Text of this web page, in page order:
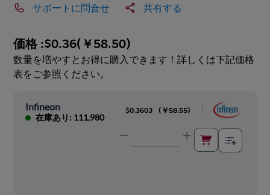
サポートに問合せ 共有する
価格 :$0.36(￥58.50)
数量を増やすとお得に購入できます！詳しくは下記価格
表をご参照ください。
Infineon
在庫あり: 111,980
$0.3603 ( ￥58.55)